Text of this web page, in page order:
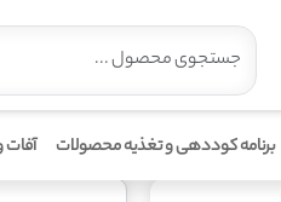
برنامه کوددهی و تغذیه محصولات آفات